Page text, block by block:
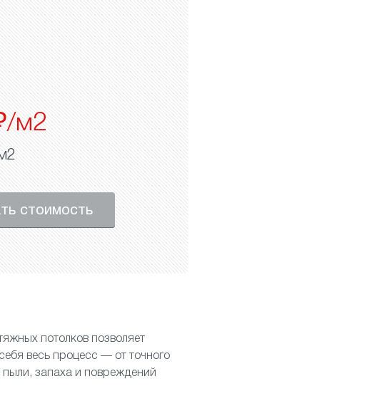
м2
стоимость
потолков позволяет
весь процесс — от точного
запаха и повреждений